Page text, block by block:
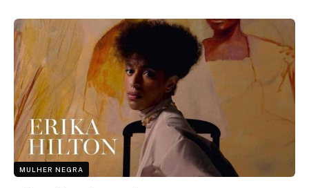
MULHER NEGRA